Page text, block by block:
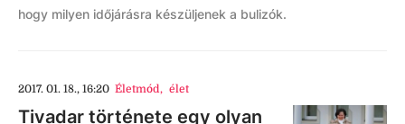
hogy milyen időjárásra készüljenek a bulizók.
2017. 01. 18., 16:20 Életmód, élet
Tivadar története egy olyan